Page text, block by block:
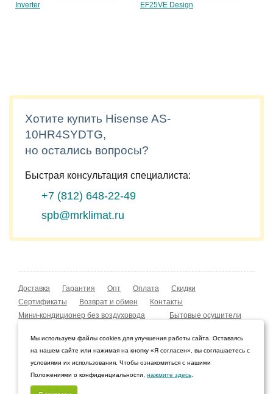
Inverter
EF25VE Design
Хотите купить Hisense AS-
10HR4SYDTG,
но остались вопросы?
Быстрая консультация специалиста:
+7 (812) 648-22-49
spb@mrklimat.ru
Доставка Гарантия Опт Оплата
Скидки
Сертификаты
Возврат и обмен
Контакты
Мини-кондиционер без воздуховода
Бытовые осушители
Мобильные кондиционеры
Охладители воздуха
Мойка воздуха Boneco W210
© 2009–2026 Интернет-магазин «Мистер Климат»
Санкт-Петербург, Ленинградская область
Мы используем файлы cookies для улучшения работы сайта. Оставаясь
на нашем сайте или нажимая на кнопку «Я согласен», вы соглашаетесь с
условиями их использования. Чтобы ознакомиться с нашими
Положениями о конфиденциальности, нажмите здесь